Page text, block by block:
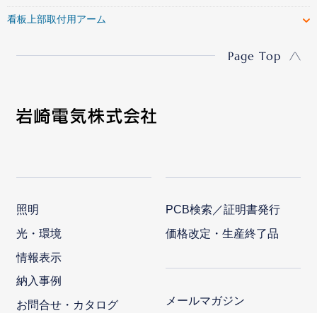
看板上部取付用アーム
Page Top
照明
光・環境
情報表示
納入事例
お問合せ・カタログ
PCB検索／証明書発行
価格改定・生産終了品
メールマガジン